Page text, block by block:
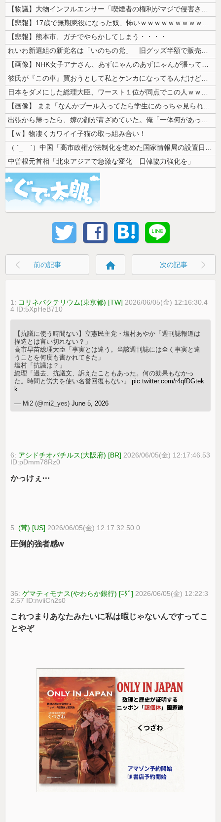
【物議】大物インフルエンサー「喫煙者の権利がマジで侵害されてる。いくら...
【悲報】17歳で無期懲役になった奴、怖いｗｗｗｗｗｗｗｗｗｗｗｗｗｗｗ...
【悲報】熊本市、ガチでやらかしてしまう・・・・
れいわ新選組の新党名は「いのちの党」 旧グッズ半額で販売 どうなる秘書...
【画像】NHK女子アナさん、あずにゃんのあずにゃんが張ってしまう
彼氏が『この車』買おうとして私とケンカになってるんだけどｗｗｗｗｗｗ
日本をダメにした総理大臣、ワースト１位が同点でこの人ｗｗｗｗｗｗ
【画像】 まま「なんかプール入ってたら学生にめっちゃ見られたw」
出張から帰ったら、嫁の顔が青ざめていた。俺「一体何があったんだ？」嫁「...
【ｗ】物凄くカワイイ子猫の取っ組み合い！
（ ´_ゝ`）中国「高市政権が法制化を進めた国家情報局の設置日が7月3...
中曽根元首相「北東アジアで急激な変化 日韓協力強化を」
前の記事 home 次の記事
1: コリネバクテリウム(東京都) [TW] 2026/06/05(金) 12:16:30.4
4 ID:5XpHeB710
【抗議に使う時間ない】立憲民主党・塩村あやか「週刊誌報道は
捏造とは言い切れない？」
高市早苗総理大臣「事実とは違う。当該週刊誌には全く事実と違
うことを何度も書かれてきた」
塩村「抗議は？」
総理「過去、抗議文、訴えたこともあった。何の効果もなかっ
た。時間と労力を使い名誉回復もない」pic.twitter.com/r4qfDGtek
k
— Mi2 (@mi2_yes)June 5, 2026
6: アシドチオバチルス(大阪府) [BR] 2026/06/05(金) 12:17:46.53
ID:pDmm78Rz0
かっけぇ⋯
5:(茸) [US] 2026/06/05(金) 12:17:32.50 0
圧倒的強者感w
36:ゲマティモナス(やわらか銀行) [ﾆﾀﾞ] 2026/06/05(金) 12:22:3
2.57 ID:nviiCn2s0
これつまりあなたみたいに私は暇じゃないんですってこ
とやぞ